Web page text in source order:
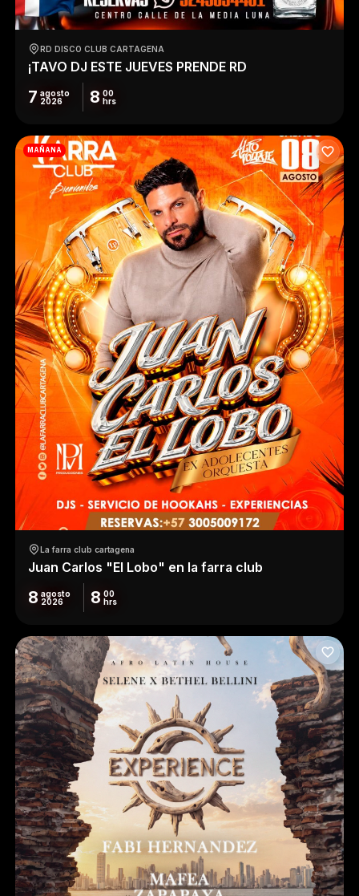
RD DISCO CLUB CARTAGENA
¡TAVO DJ ESTE JUEVES PRENDE RD
7 agosto
2026
8 00
hrs
MAÑANA
La farra club cartagena
Juan Carlos "El Lobo" en la farra club
8 agosto
2026
8 00
hrs